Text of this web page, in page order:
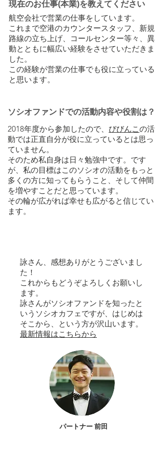
現在のお仕事(本業)を教えてください
航空会社で営業の仕事をしています。
これまで空港のカウンタースタッフ、新規
路線の立ち上げ、コールセンター等々、異
動とともに幅広い経験をさせていただきま
した。
この経験が営業の仕事でも役に立っている
と思います。
ソシオファンドでの活動内容や役割は？
2018年度から参加したので、 びびんこの活
動では正直自分が役に立っているとは思っ
ていません。
そのため私自身は日々勉強中です。です
が、私の目標はこのソシオの活動をもっと
多くの方に知ってもらうこと、そして仲間
を増やすことだと思っています。
その輪が広がれば幸せも広がると信じてい
ます。
詠さん、感想ありがとうございまし
た！
これからもどうぞよろしくお願いし
ます。
詠さんがソシオファンドを知ったと
いうソシオカフェですが、はじめは
そこから、という方が沢山います。
最新情報はこちらから
パートナー 前田